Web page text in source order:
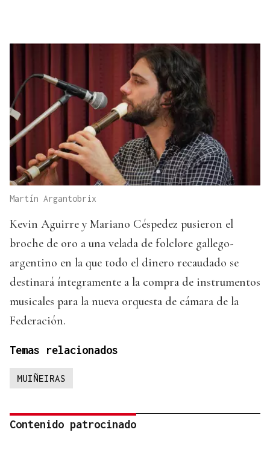
Martín Argantobrix
Kevin Aguirre y Mariano Céspedez pusieron el
broche de oro a una velada de folclore gallego-
argentino en la que todo el dinero recaudado se
destinará íntegramente a la compra de instrumentos
musicales para la nueva orquesta de cámara de la
Federación.
Temas relacionados
MUIÑEIRAS
Contenido patrocinado